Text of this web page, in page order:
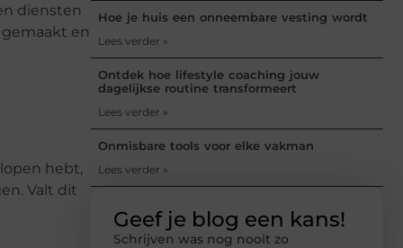
diensten
en
hebt,
Valt dit
Hoe je huis een onneembare vesting wordt
Lees verder »
Ontdek hoe lifestyle coaching jouw
dagelijkse routine transformeert
Lees verder »
Onmisbare tools voor elke vakman
Lees verder »
Geef je blog een kans!
Schrijven was nog nooit zo